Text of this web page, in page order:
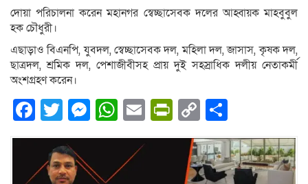
দোয়া পরিচালনা করেন মহানগর স্বেচ্ছাসেবক দলের আহ্বায়ক মাহবুবুল
হক চৌধুরী।
এছাড়াও বিএনপি, যুবদল, স্বেচ্ছাসেবক দল, মহিলা দল, জাসাস, কৃষক দল,
ছাত্রদল, শ্রমিক দল, পেশাজীবীসহ প্রায় দুই সহস্রাধিক দলীয় নেতাকর্মী
অংশগ্রহণ করেন।
Facebook
Twitter
Messenger
WhatsApp
EmailPrintFriendly
Copy
Link